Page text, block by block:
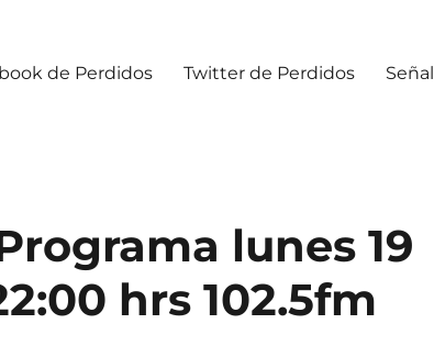
de Perdidos Twitter de Perdidos
lunes 19
hrs 102.5fm